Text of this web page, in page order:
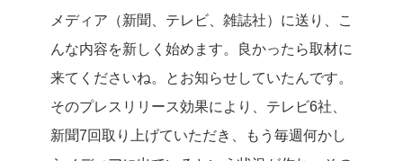
メディア（新聞、テレビ、雑誌社）に送り、こ
んな内容を新しく始めます。良かったら取材に
来てくださいね。とお知らせしていたんです。
そのプレスリリース効果により、テレビ6社、
新聞7回取り上げていただき、もう毎週何かし